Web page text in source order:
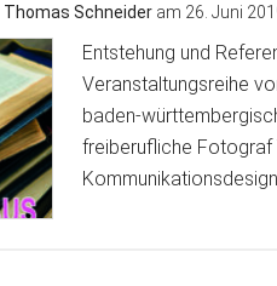
Thomas Schneider am 26. Juni
Entstehung und
Veranstaltungsreihe
baden-
freiberufliche Fotograf